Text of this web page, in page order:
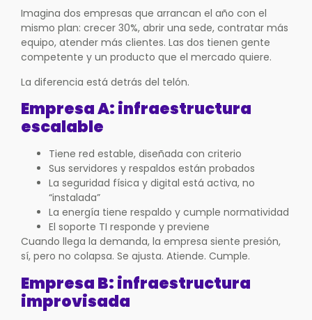
Imagina dos empresas que arrancan el año con el
mismo plan: crecer 30%, abrir una sede, contratar más
equipo, atender más clientes. Las dos tienen gente
competente y un producto que el mercado quiere.
La diferencia está detrás del telón.
Empresa A: infraestructura
escalable
Tiene red estable, diseñada con criterio
Sus servidores y respaldos están probados
La seguridad física y digital está activa, no
“instalada”
La energía tiene respaldo y cumple normatividad
El soporte TI responde y previene
Cuando llega la demanda, la empresa siente presión,
sí, pero no colapsa. Se ajusta. Atiende. Cumple.
Empresa B: infraestructura
improvisada